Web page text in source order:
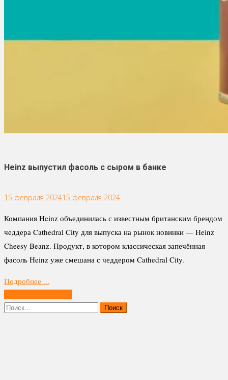
Heinz выпустил фасоль с сыром в банке
15 февраля 202415 февраля 2024
Компания Heinz объединилась с известным британским брендом
чеддера Cathedral City для выпуска на рынок новинки — Heinz
Cheesy Beanz. Продукт, в котором классическая запечённая
фасоль Heinz уже смешана с чеддером Cathedral City.
Подробнее ...
по
Найти: